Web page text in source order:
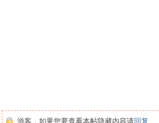
游客，如果您要查看本帖隐藏内容请回复